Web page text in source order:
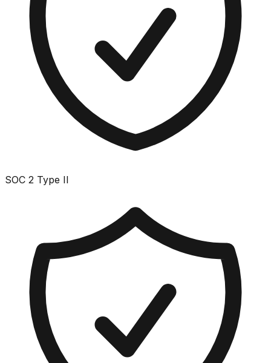
SOC 2 Type II